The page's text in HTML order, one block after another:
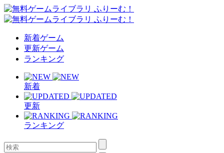
新着ゲーム
更新ゲーム
ランキング
新着
更新
ランキング